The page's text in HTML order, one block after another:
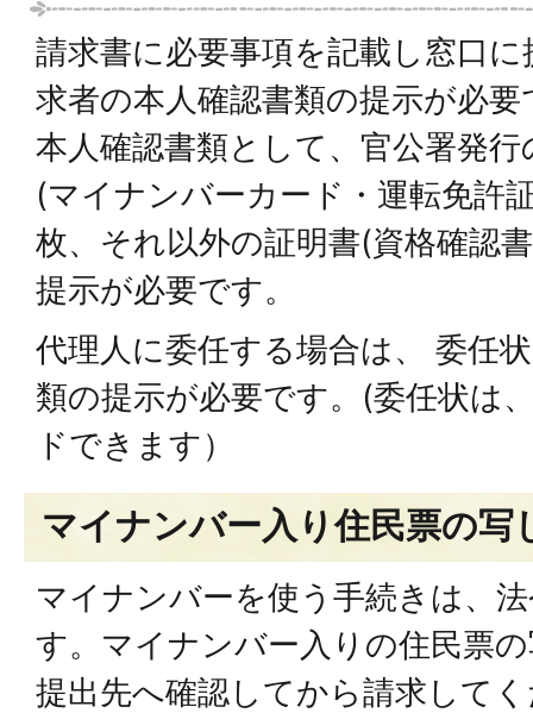
請求書に必要事項を記載し窓口
求者の本人確認書類の提示が必要
本人確認書類として、官公署発行
(マイナンバーカード・運転免許
枚、それ以外の証明書(資格確認
提示が必要です。
代理人に委任する場合は、 委任
類の提示が必要です。(委任状は
ドできます）
マイナンバー入り住民票の写
マイナンバーを使う手続きは、
す。マイナンバー入りの住民票
提出先へ確認してから請求して